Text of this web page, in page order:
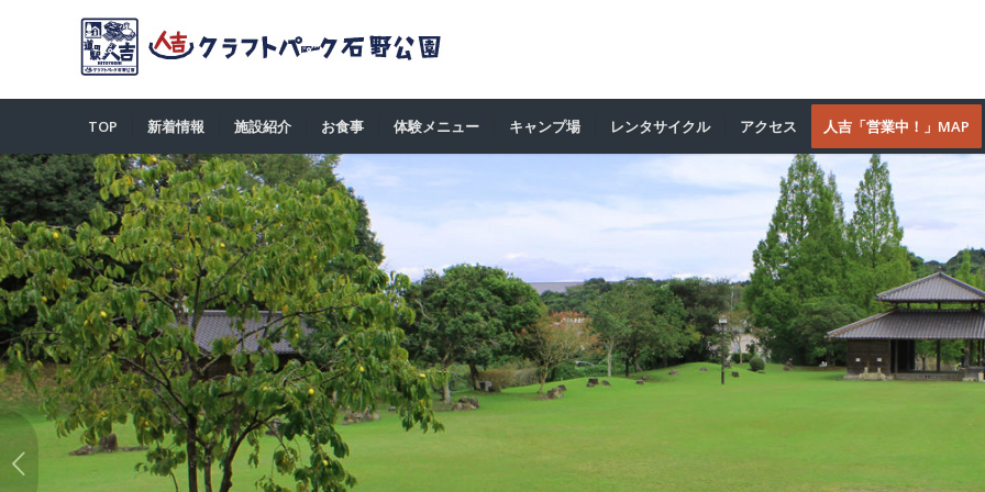
TOP 新着情報 施設紹介 お食事 体験メニュー キャンプ場 レンタサイクル アクセス 人吉「営業中！」MAP